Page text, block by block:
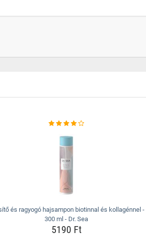
és ragyogó hajsampon biotinnal és kollagénnel -
300 ml - Dr. Sea
5190 Ft